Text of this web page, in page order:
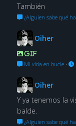
También
¿Alguien sabe qué
Oiher
GIF
Mi vida en bucle·
Oiher
Y ya tenemos la
balde.
¿Alguien sabe qué